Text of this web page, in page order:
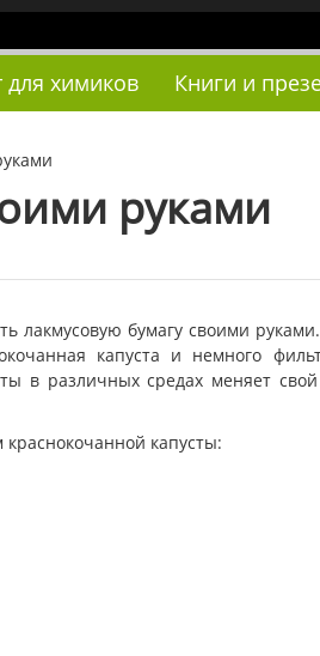
для химиков Книги и
руками
лакмусовую бумагу своими
капуста и немного
в различных средах меняет
капусты: